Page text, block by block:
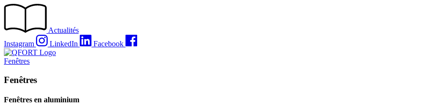
Passer
Actualités
Instagram
LinkedIn Facebook
Fenêtres
Fenêtres
Fenêtres en aluminium